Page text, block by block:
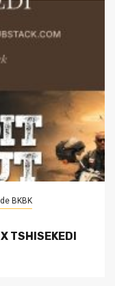
BKBK
TSHISEKEDI